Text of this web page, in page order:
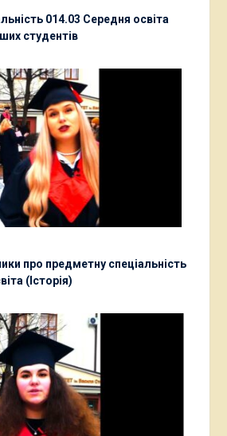
014.03 Середня освіта
студентів
про предметну спеціальність
(Історія)